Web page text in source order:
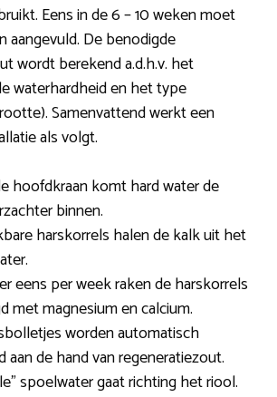
Eens in de 6 – 10 weken moet
aangevuld. De benodigde
wordt berekend a.d.h.v. het
waterhardheid en het type
Samenvattend werkt een
als volgt.
hoofdkraan komt hard water de
binnen.
harskorrels halen de kalk uit het
eens per week raken de harskorrels
met magnesium en calcium.
worden automatisch
aan de hand van regeneratiezout.
spoelwater gaat richting het riool.